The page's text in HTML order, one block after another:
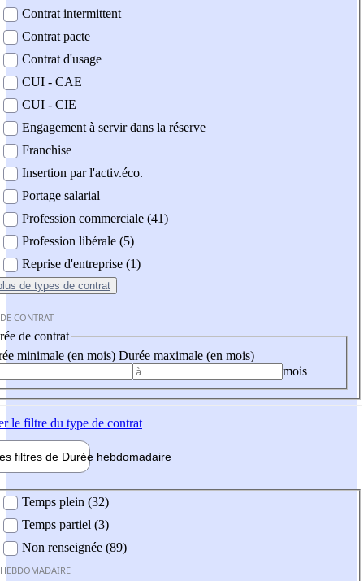
Contrat intermittent
Contrat pacte
Contrat d'usage
CUI - CAE
CUI - CIE
Engagement à servir dans la réserve
Franchise
Insertion par l'activ.éco.
Portage salarial
Profession commerciale (41)
Profession libérale (5)
Reprise d'entreprise (1)
de types de contrat
CONTRAT
de contrat
minimale (en mois) Durée maximale (en mois)
mois
le filtre du type de contrat
filtres de Durée hebdomadaire
Temps plein (32)
Temps partiel (3)
Non renseignée (89)